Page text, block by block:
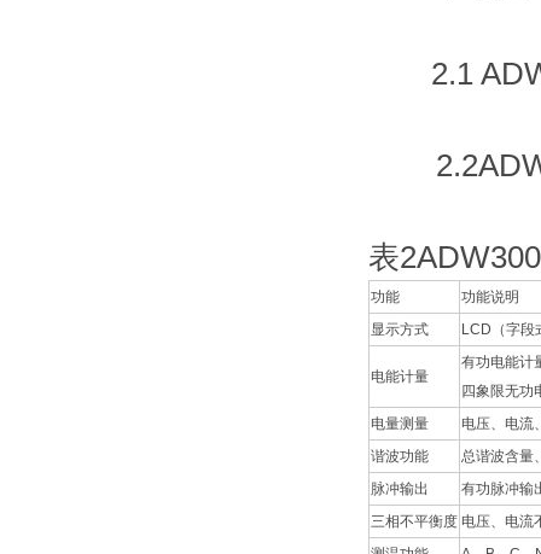
2.1
表
功能
功能说明
显示方式
LCD（字段
电能计量
有功电能计
四象限无功
电量测量
电压、电流
谐波功能
总谐波含量
脉冲输出
有功脉冲输
三相不平衡度 电压、电流